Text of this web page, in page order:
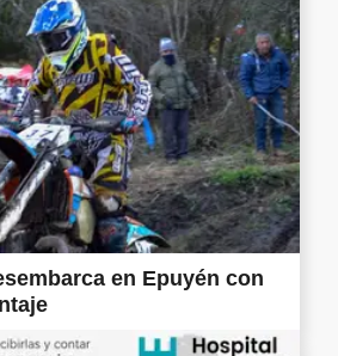
en Epuyén con